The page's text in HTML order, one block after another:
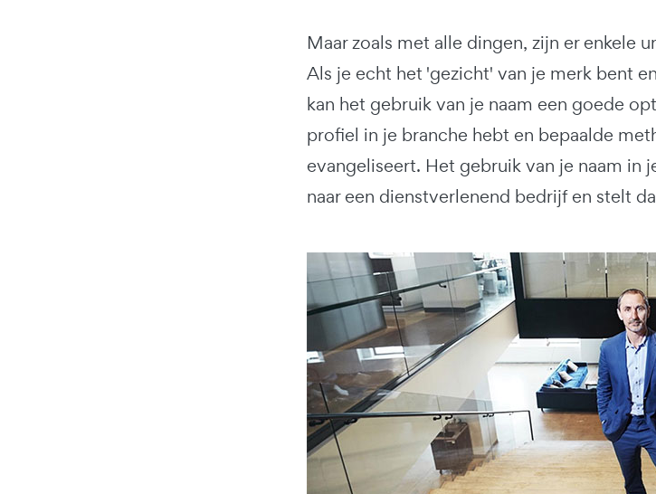
Maar zoals met alle dingen, zijn er enkele
Als je echt het 'gezicht' van je merk bent
kan het gebruik van je naam een goede
profiel in je branche hebt en bepaalde
evangeliseert. Het gebruik van je naam in
naar een dienstverlenend bedrijf en stelt